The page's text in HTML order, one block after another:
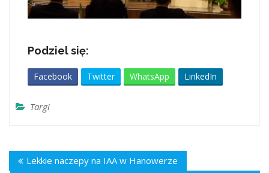
Podziel się:
Facebook Twitter WhatsApp LinkedIn
Targi
Lekkie naczepy na IAA w Hanowerze